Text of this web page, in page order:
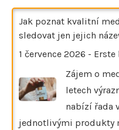
Jak poznat kvalitní
sledovat jen jejich
1 července 2026 -
Zájem o
letech
nabízí řada
jednotlivými produkty